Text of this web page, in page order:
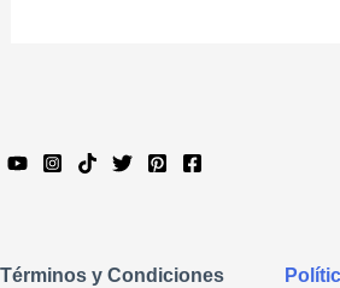
Términos y Condiciones